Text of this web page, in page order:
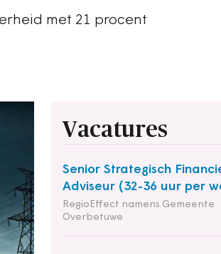
met 21 procent
Vacatures
Senior Strategisch
Adviseur (32-36 uur per
RegioEffect namens Gemeente
Overbetuwe